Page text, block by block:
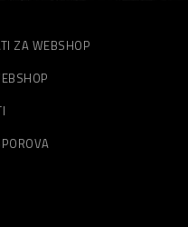
ZA WEBSHOP